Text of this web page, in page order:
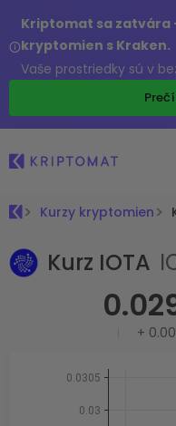
Kriptomat sa zatvára
kryptomien s Kraken.
Vaše prostriedky sú v
Kurzy kryptomien
Kurz IOTA
+